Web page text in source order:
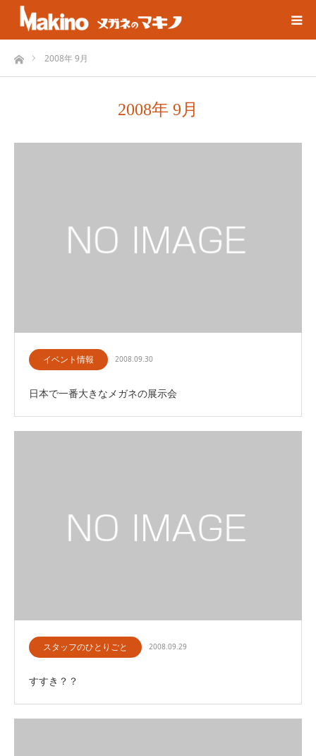
ホーム2008年 9月
2008年 9月
イベント情報 2008.09.30
日本で一番大きなメガネの展示会
スタッフのひとりごと 2008.09.29
すすき？？